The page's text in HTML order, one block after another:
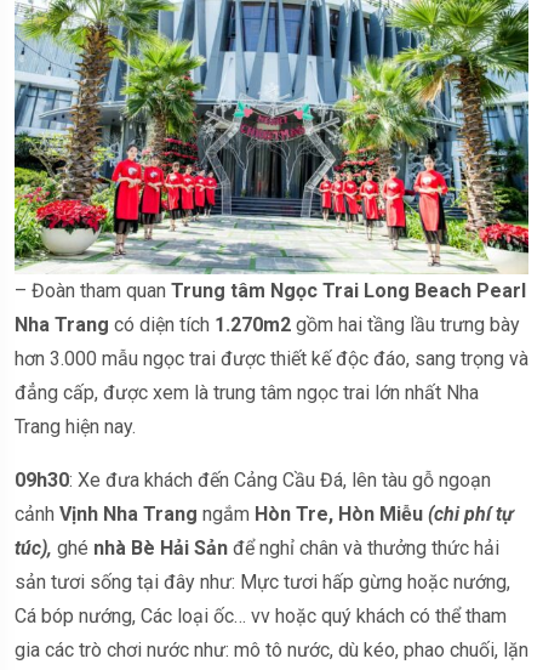
– Đoàn tham quan Trung tâm Ngọc Trai Long Beach Pearl
Nha Trang có diện tích 1.270m2 gồm hai tầng lầu trưng bày
hơn 3.000 mẫu ngọc trai được thiết kế độc đáo, sang trọng và
đẳng cấp, được xem là trung tâm ngọc trai lớn nhất Nha
Trang hiện nay.
09h30: Xe đưa khách đến Cảng Cầu Đá, lên tàu gỗ ngoạn
cảnh Vịnh Nha Trang ngắm Hòn Tre, Hòn Miễu (chi phí tự
túc), ghé nhà Bè Hải Sản để nghỉ chân và thưởng thức hải
sản tươi sống tại đây như: Mực tươi hấp gừng hoặc nướng,
Cá bóp nướng, Các loại ốc… vv hoặc quý khách có thể tham
gia các trò chơi nước như: mô tô nước, dù kéo, phao chuối, lặn